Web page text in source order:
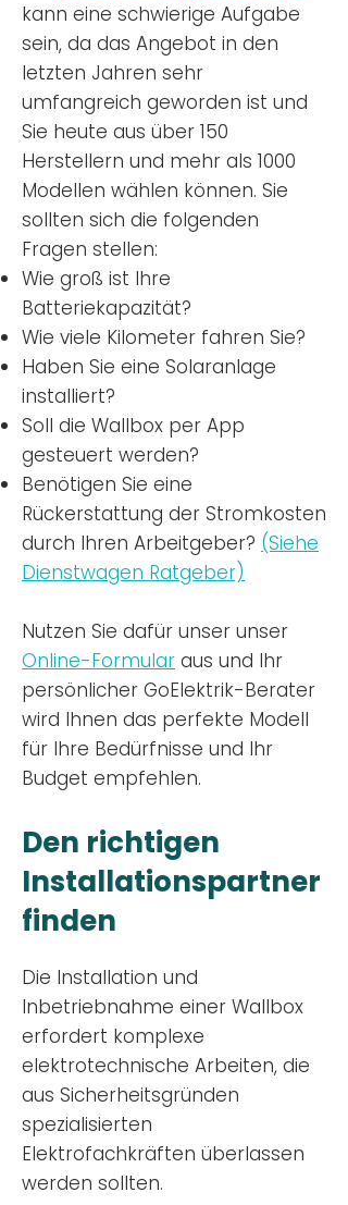
kann eine schwierige Aufgabe
sein, da das Angebot in den
letzten Jahren sehr
umfangreich geworden ist und
Sie heute aus über 150
Herstellern und mehr als 1000
Modellen wählen können. Sie
sollten sich die folgenden
Fragen stellen:
Wie groß ist Ihre
Batteriekapazität?
Wie viele Kilometer fahren Sie?
Haben Sie eine Solaranlage
installiert?
Soll die Wallbox per App
gesteuert werden?
Benötigen Sie eine
Rückerstattung der Stromkosten
durch Ihren Arbeitgeber? (Siehe
Dienstwagen Ratgeber)
Nutzen Sie dafür unser unser
Online-Formular aus und Ihr
persönlicher GoElektrik-Berater
wird Ihnen das perfekte Modell
für Ihre Bedürfnisse und Ihr
Budget empfehlen.
Den richtigen
Installationspartner
finden
Die Installation und
Inbetriebnahme einer Wallbox
erfordert komplexe
elektrotechnische Arbeiten, die
aus Sicherheitsgründen
spezialisierten
Elektrofachkräften überlassen
werden sollten.